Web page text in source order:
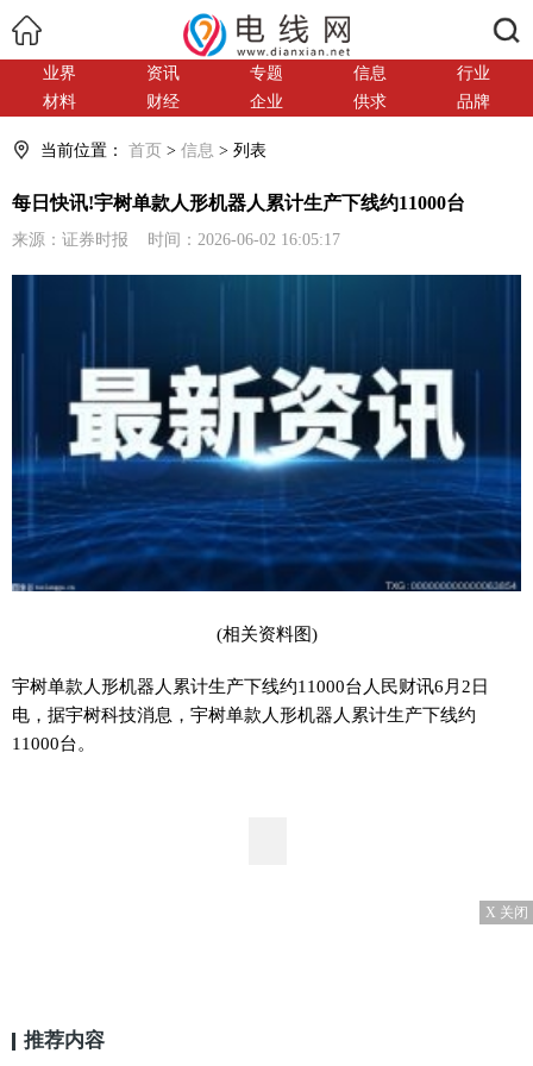
业界 资讯 专题 信息
行业
材料
财经 企业 供求 品牌
当前位置： 首页 > 信息 > 列表
每日快讯!宇树单款人形机器人累计生产下线约11000台
来源：证券时报 时间：2026-06-02 16:05:17
(相关资料图)
宇树单款人形机器人累计生产下线约11000台人民财讯6月2日
电，据宇树科技消息，宇树单款人形机器人累计生产下线约
11000台。
X 关闭
推荐内容